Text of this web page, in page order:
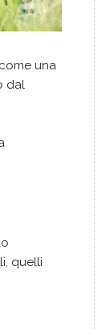
una
dal
quelli